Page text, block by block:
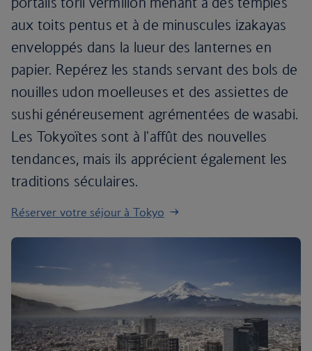
aux toits pentus et à de minuscules izakayas
enveloppés dans la lueur des lanternes en
papier. Repérez les stands servant des bols de
nouilles udon moelleuses et des assiettes de
sushi généreusement agrémentées de wasabi.
Les Tokyoïtes sont à l'affût des nouvelles
tendances, mais ils apprécient également les
traditions séculaires.
Réserver votre séjour à Tokyo